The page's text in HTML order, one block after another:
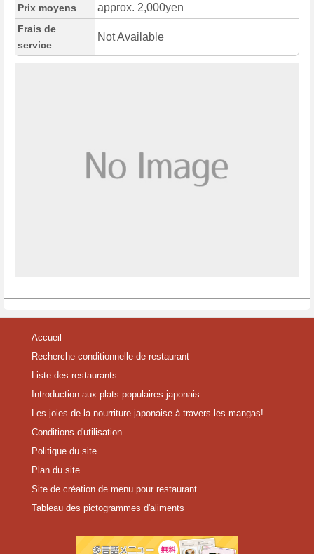
Prix moyens approx. 2,000yen
Frais de
service
Not Available
Accueil
Recherche conditionnelle de restaurant
Liste des restaurants
Introduction aux plats populaires japonais
Les joies de la nourriture japonaise à travers les mangas!
Conditions d'utilisation
Politique du site
Plan du site
Site de création de menu pour restaurant
Tableau des pictogrammes d'aliments